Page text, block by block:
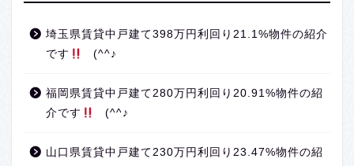
埼玉県賃貸中戸建て398万円利回り21.1%物件の紹介
です
(^^♪
福岡県賃貸中戸建て280万円利回り20.91%物件の紹
介です
(^^♪
山口県賃貸中戸建て230万円利回り23.47%物件の紹